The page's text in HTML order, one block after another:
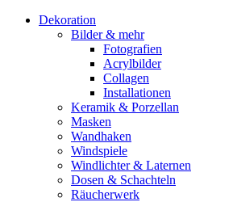
Dekoration
Bilder & mehr
Fotografien
Acrylbilder
Collagen
Installationen
Keramik & Porzellan
Masken
Wandhaken
Windspiele
Windlichter & Laternen
Dosen & Schachteln
Räucherwerk